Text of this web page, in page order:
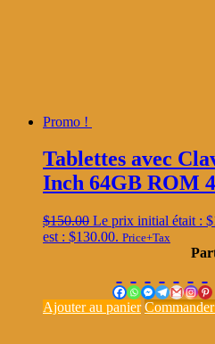
Promo !
Tablettes avec
Inch 64GB ROM
$150.00 Le prix initial était :
est : $130.00. Price+Tax
Ajouter au panier